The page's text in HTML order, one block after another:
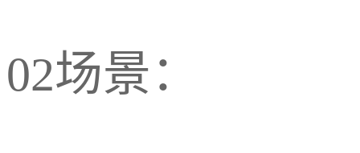
02场景：